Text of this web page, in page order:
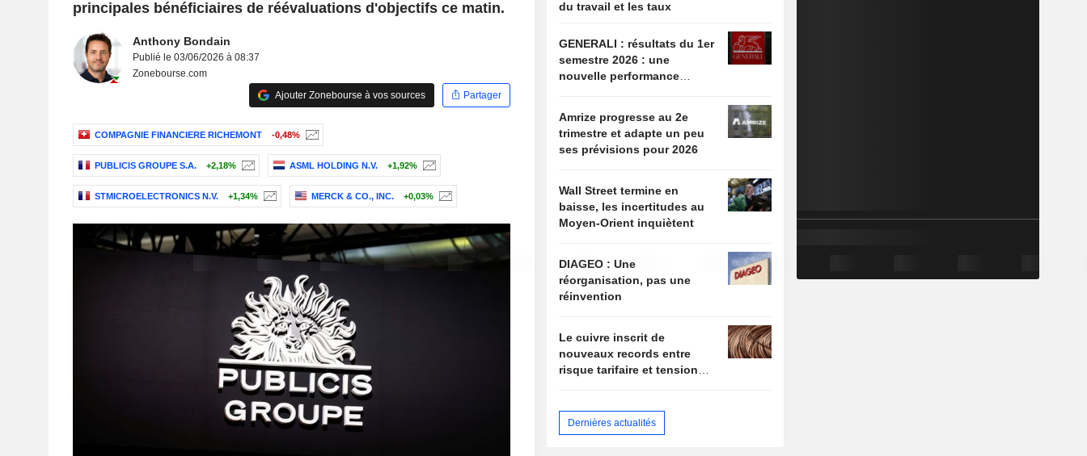
principales bénéficiaires de réévaluations d'objectifs ce matin.
Anthony Bondain
Publié le 03/06/2026 à 08:37
Zonebourse.com
Ajouter Zonebourse à vos sources
Partager
COMPAGNIE FINANCIERE RICHEMONT -0,48%
PUBLICIS GROUPE S.A. +2,18% ASML HOLDING N.V. +1,92%
STMICROELECTRONICS N.V. +1,34% MERCK & CO., INC. +0,03%
du travail et les taux
GENERALI : résultats du 1er
semestre 2026 : une
nouvelle performance
anticipée
Amrize progresse au 2e
trimestre et adapte un peu
ses prévisions pour 2026
Wall Street termine en
baisse, les incertitudes au
Moyen-Orient inquiètent
DIAGEO : Une
réorganisation, pas une
réinvention
Le cuivre inscrit de
nouveaux records entre
risque tarifaire et tensions
Dernières actualités